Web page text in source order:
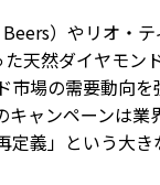
）やリオ・
天然ダイヤモン
市場の需要動向
キャンペーンは業
定義」という大